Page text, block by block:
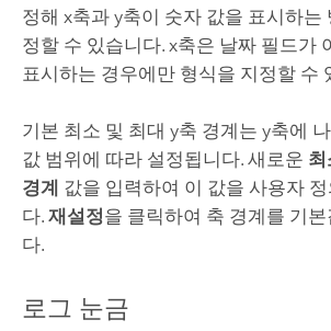
정해 x축과 y축이 숫자 값을 표시하는
정할 수 있습니다. x축은 날짜 필드가
표시하는 경우에만 형식을 지정할 수
기본 최소 및 최대 y축 경계는 y축에
값 범위에 따라 설정됩니다. 새로운 최
경계 값을 입력하여 이 값을 사용자
다. 재설정을 클릭하여 축 경계를 기
다.
로그 눈금